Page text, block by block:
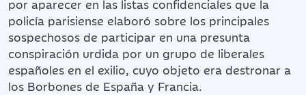
por aparecer en las listas confidenciales que la
policía parisiense elaboró sobre los principales
sospechosos de participar en una presunta
conspiración urdida por un grupo de liberales
españoles en el exilio, cuyo objeto era destronar a
los Borbones de España y Francia.